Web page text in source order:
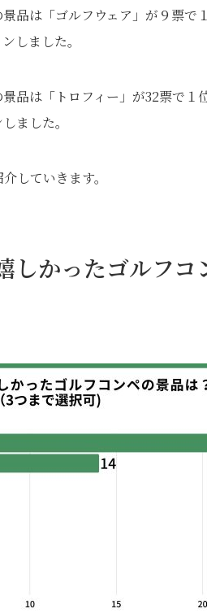
品は「ゴルフウェア」が９票で
しました。
品は「トロフィー」が32票で１
ました。
していきます。
しかったゴルフコ